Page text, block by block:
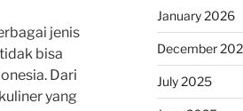
jenis
bisa
Dari
yang
January 2026
December
July 2025